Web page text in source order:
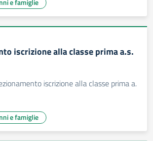
e famiglie
iscrizione alla classe prima a.s.
iscrizione alla classe prima a.
e famiglie